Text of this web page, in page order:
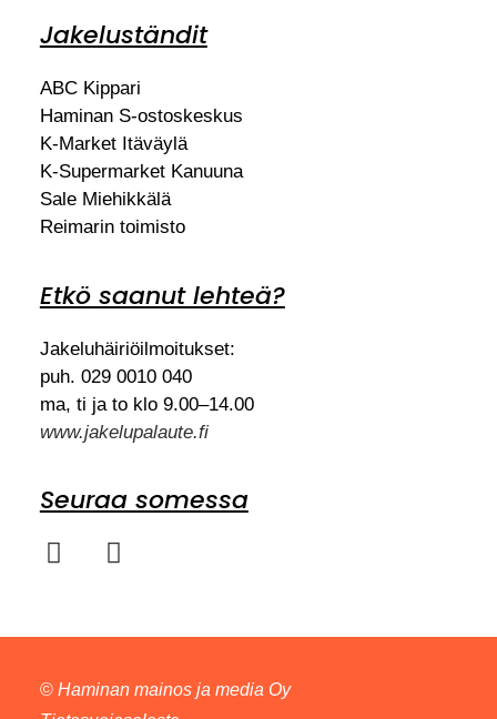
Jakeluständit
ABC Kippari
Haminan S-ostoskeskus
K-Market Itäväylä
K-Supermarket Kanuuna
Sale Miehikkälä
Reimarin toimisto
Etkö saanut lehteä?
Jakeluhäiriöilmoitukset:
puh. 029 0010 040
ma, ti ja to klo 9.00–14.00
www.jakelupalaute.fi
Seuraa somessa
© Haminan mainos ja media Oy